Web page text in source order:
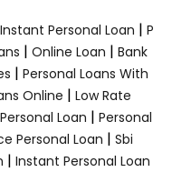
Instant Personal Loan | P
| Online Loan | Bank
| Personal Loans With
Online | Low Rate
Loan | Personal
Personal Loan | Sbi
| Instant Personal Loan